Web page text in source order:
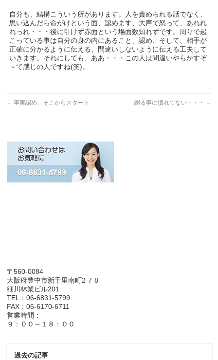
自分も、結構こういう所があります。人を責められる話でなく、
思い込んだら命がけという面、認めます、大声で怒って、あれれ
れっれ・・・後に引けず赤面という場面数知れずです。周りで起
こっている事は自分の身の内にあること、認め、そして、相手が
正確に分かるように伝える、間違いしないように伝える工夫して
いきます。それにしても、ああ・・・この人は間違いやらかすぞ
～て感じの人ですね(笑)。
← 事実認め、そこからスタート 謝る事に慣れてない・・・ →
〒560-0084
大阪府豊中市新千里南町2-7-8
細川林業ビル201
TEL：06-6831-5799
FAX：06-6170-6711
営業時間：
９：００～１８：００
過去の記事